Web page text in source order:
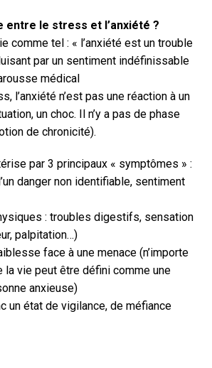
entre le stress et l’anxiété ?
comme tel : « l’anxiété est un trouble
par un sentiment indéfinissable
médical
l’anxiété n’est pas une réaction à un
un choc. Il n’y a pas de phase
de chronicité).
par 3 principaux « symptômes » :
danger non identifiable, sentiment
: troubles digestifs, sensation
palpitation…)
face à une menace (n’importe
la vie peut être défini comme une
anxieuse)
un état de vigilance, de méfiance